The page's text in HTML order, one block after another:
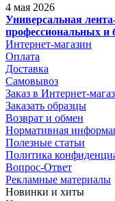
4 мая 2026
Универсальная
профессиональных и
Интернет-магазин
Оплата
Доставка
Самовывоз
Заказ в Интернет-
Заказать образцы
Возврат и обмен
Нормативная
Полезные статьи
Политика
Вопрос-Ответ
Рекламные материалы
Новинки и хиты